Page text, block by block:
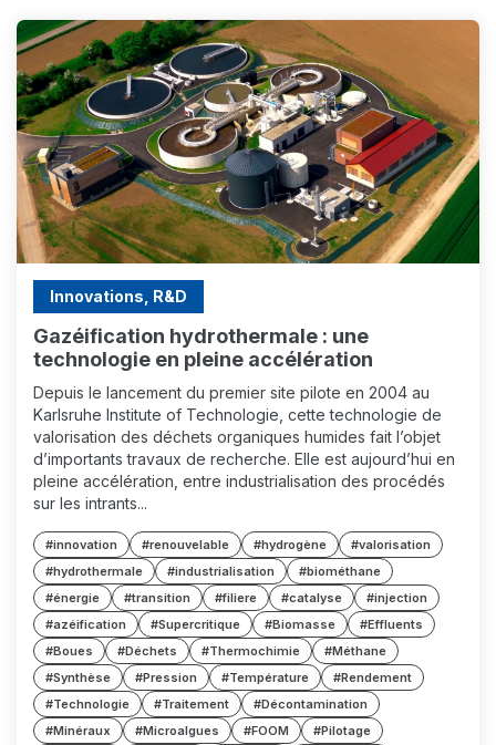
Innovations, R&D
Gazéification hydrothermale : une
technologie en pleine accélération
Depuis le lancement du premier site pilote en 2004 au
Karlsruhe Institute of Technologie, cette technologie de
valorisation des déchets organiques humides fait l’objet
d’importants travaux de recherche. Elle est aujourd’hui en
pleine accélération, entre industrialisation des procédés
sur les intrants...
#innovation #renouvelable #hydrogène
#valorisation
#hydrothermale
#industrialisation
#biométhane
#énergie
#transition #filiere #catalyse
#injection
#azéification
#Supercritique #Biomasse
#Effluents
#Boues
#Déchets #Thermochimie
#Méthane
#Synthèse
#Pression #Température
#Rendement
#Technologie
#Traitement
#Décontamination
#Minéraux
#Microalgues #FOOM
#Pilotage